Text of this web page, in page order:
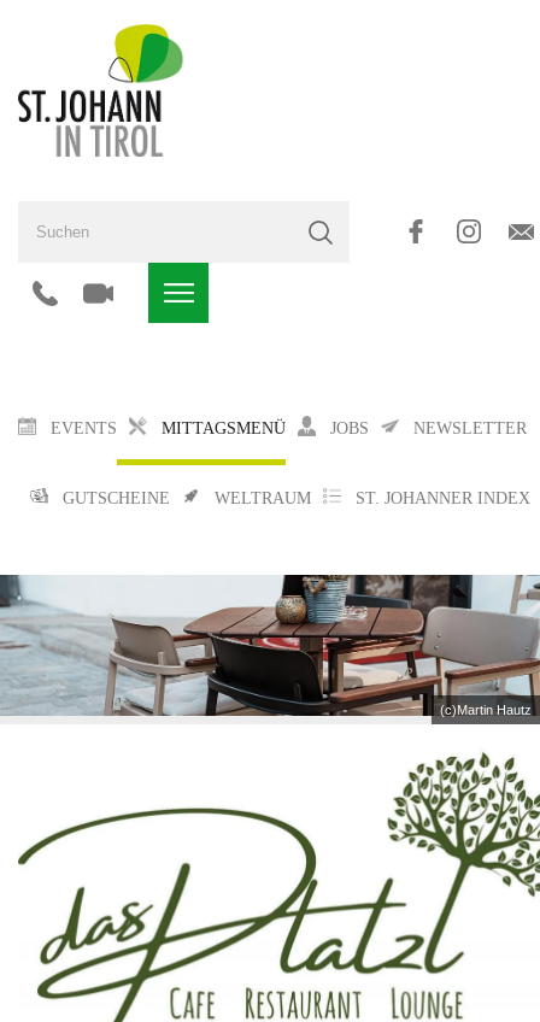
EVENTS MITTAGSMENÜ JOBS NEWSLETTER
GUTSCHEINE WELTRAUM ST. JOHANNER INDEX
(c)Martin Hautz